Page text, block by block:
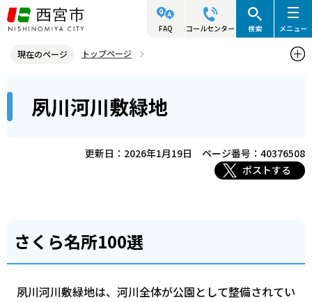
こ
の
ジ
先
FAQ コールセンター 検索 メニュー
現在のページ
トップページ
こ
夙川河川敷緑地
更新日：2026年1月19日
ページ番号：40376508
ポストする
さくら名所100選
夙川河川敷緑地は、河川全体が公園として整備されてい